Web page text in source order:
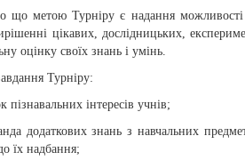
що метою Турніру є надання можливості
цікавих, дослідницьких,
оцінку своїх знань і умінь.
Турніру:
пізнавальних інтересів учнів;
додаткових знань з навчальних
їх надбання;